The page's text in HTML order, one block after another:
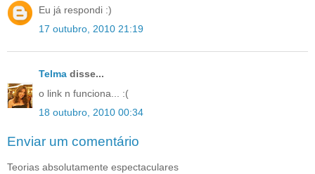
Eu já respondi :)
17 outubro, 2010 21:19
Telma disse...
o link n funciona... :(
18 outubro, 2010 00:34
Enviar um comentário
Teorias absolutamente espectaculares